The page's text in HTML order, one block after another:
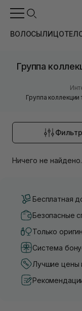
ВОЛОСЫЛИЦО
Группа
Группа
Фильтр
Ничего не найдено.
Бесплатная
Безопасные
Только
Система
Лучшие цены